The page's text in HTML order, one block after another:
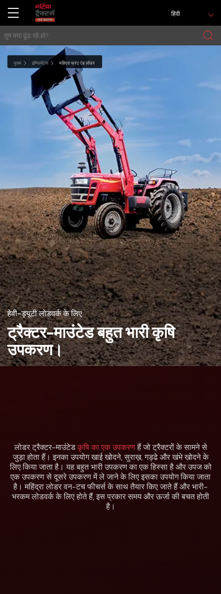
हिंदी
मुख्य इम्प्लिमेंट्स महिंद्रा फ्रंट एंड लोडर
हेवी-ड्यूटी लोडवर्क के लिए
ट्रैक्टर-माउंटेड बहुतभारी कृषि
उपकरण।
लोडर ट्रैक्टर-माउंटेडकृषि का एक उपकरणहैं जो ट्रैक्टरों के सामने से
जुड़ा होता हैं। इनका उपयोग खाई खोदने, सुराख़, गड्ढे और खंभे खोदने के
लिए किया जाता है। यह बहुत भारी उपकरण का एक हिस्सा है और उपज को
एक उपकरण से दूसरे उपकरण में ले जाने के लिए इसका उपयोग किया जाता
है। महिंद्रा लोडर वन-टच फीचर्स के साथ तैयार किए जाते हैं और भारी-
भरकम लोडवर्क के लिए होते हैं, इस प्रकार समय और ऊर्जा की बचत होती
है।